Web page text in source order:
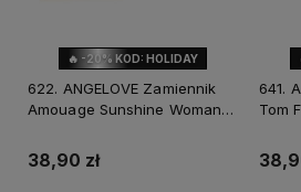
🔥 -20% KOD: HOLIDAY
622. ANGELOVE Zamiennik
Amouage Sunshine Woman
38,90 zł
641.
Tom